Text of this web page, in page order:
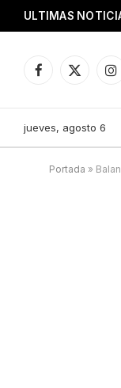
ULTIMAS
Facebook
X
jueves, agosto 6
Portada »